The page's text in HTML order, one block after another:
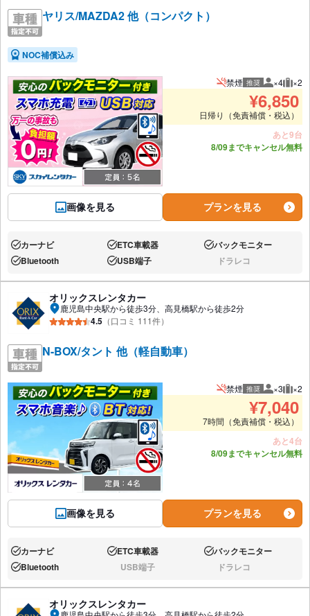
ヤリス/MAZDA2 他（コンパクト）
NOC補償込み
画像を見る
禁煙 推奨 推奨人数
×4 推
×2
¥6,850
日帰り（免責補償・税込）
あと9台
8/09までキャンセル無料
プランを見る
あり:カーナビ あり:ETC車載器 あり:バックモニター
あり:Bluetooth あり:USB端子 なし:ドラレコ
オリックスレンタカー
鹿児島中央駅から徒歩3分、高見橋駅から徒歩2分
4.5 （口コミ 111件）
N-BOX/タント 他（軽自動車）
画像を見る
禁煙 推奨 推奨人数
×3 推
×2
¥7,040
7時間（免責補償・税込）
あと4台
8/09までキャンセル無料
プランを見る
あり:カーナビ あり:ETC車載器 あり:バックモニター
あり:Bluetooth なし:USB端子 なし:ドラレコ
オリックスレンタカー